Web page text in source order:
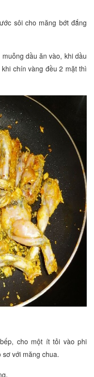
sôi cho măng bớt đắng
dầu ăn vào, khi dầu
chín vàng đều 2 mặt thì
cho một ít tỏi vào phi
với măng chua.